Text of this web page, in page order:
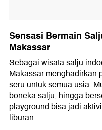
Sensasi Bermain
Makassar
Sebagai wisata salju
Makassar menghadirkan
seru untuk semua usia.
boneka salju, hingga
playground bisa jadi
liburan.